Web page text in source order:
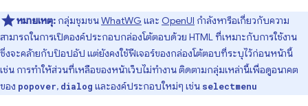
หมายเหตุ: กลุ่มชุมชนWhatWG และ OpenUI กำลังหารือเกี่ยวกับความ
สามารถในการเปิดองค์ประกอบกล่องโต้ตอบด้วย HTML ที่เหมาะกับการใช้งาน
ซึ่งจะคล้ายกับป๊อปอัป แต่ยังคงใช้ฟีเจอร์ของกล่องโต้ตอบที่ระบุไว้ก่อนหน้านี้
เช่น การทำให้ส่วนที่เหลือของหน้าเว็บไม่ทำงาน ติดตามกลุ่มเหล่านี้เพื่อดูอนาคต
ของ popover, dialog และองค์ประกอบใหม่ๆ เช่น selectmenu